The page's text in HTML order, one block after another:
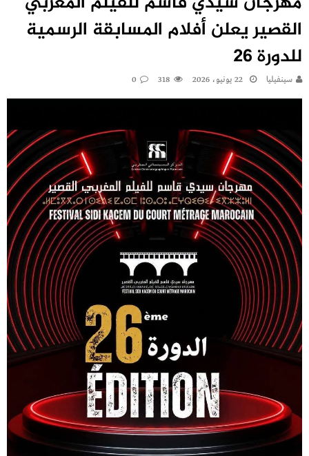
القصير يعلن أفلام المسابقة الرسمية
للدورة 26
سينفيليا 22 يونيو، 2026 318
0